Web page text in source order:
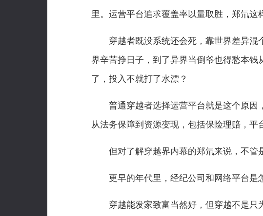
里。运营平台追求覆盖率以量取胜，郑氘这
穿越者既没系统还会死，靠世界差异混
界辛苦挣日子，到了异界当倒爷也得愁本
了，投入不就打了水漂？
普通穿越者选择运营平台就是这个原因
从法务保障到资源变现，包括保险理赔，平
但对了解穿越界内幕的郑氘来说，不管
更早的年代里，经纪公司和网络平台是
穿越能发家致富当然好，但穿越不是只